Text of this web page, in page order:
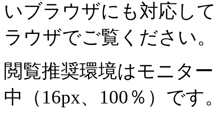
いブラウザにも対応し
ラウザでご覧ください。
閲覧推奨環境はモニター
中
（16px、100％）です